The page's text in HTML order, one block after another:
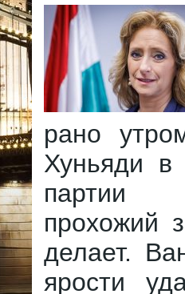
рано
Хуньяди в
партии
прохожий
делает.
ярости